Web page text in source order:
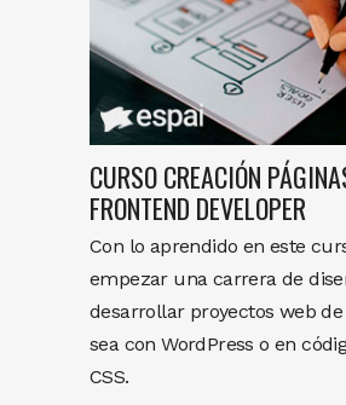
CURSO CREACIÓN
FRONTEND DEVELOPER
Con lo aprendido en este
empezar una carrera de
desarrollar proyectos web
sea con WordPress o en
CSS.